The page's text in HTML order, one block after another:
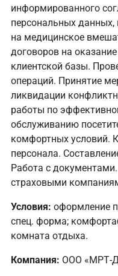
информированного
персональных
на медицинское
договоров на
клиентской базы.
операций. Принятие
ликвидации
работы по
обслуживанию
комфортных условий.
персонала.
Работа с
страховыми
Условия: оформление
спец. форма;
комната отдыха.
Компания: ООО «МРТ-